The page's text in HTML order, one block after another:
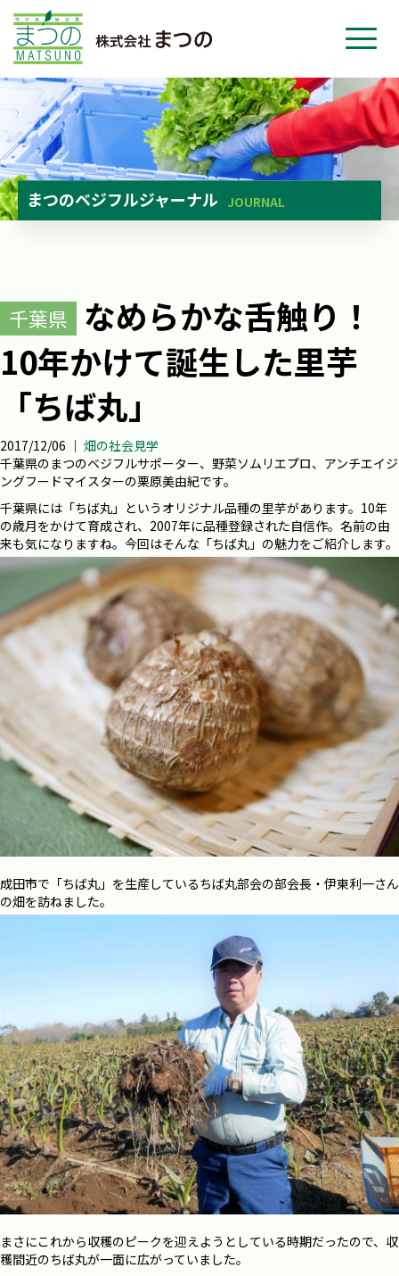
まつのベジフルジャーナル JOURNAL
千葉県
なめらかな舌触り！
10年かけて誕生した里芋
「ちば丸」
2017/12/06 ｜ 畑の社会見学
千葉県のまつのベジフルサポーター、野菜ソムリエプロ、アンチエイジ
ングフードマイスターの栗原美由紀です。
千葉県には「ちば丸」というオリジナル品種の里芋があります。10年
の歳月をかけて育成され、2007年に品種登録された自信作。名前の由
来も気になりますね。今回はそんな「ちば丸」の魅力をご紹介します。
成田市で「ちば丸」を生産しているちば丸部会の部会長・伊東利一さん
の畑を訪ねました。
まさにこれから収穫のピークを迎えようとしている時期だったので、収
穫間近のちば丸が一面に広がっていました。
ホーム
事業紹介
会社紹介
ニュース
お問い合わせ